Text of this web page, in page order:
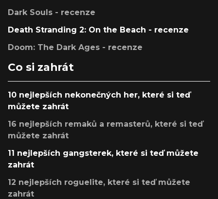
Dark Souls - recenze
Death Stranding 2: On the Beach - recenze
Doom: The Dark Ages - recenze
Co si zahrát
10 nejlepších nekonečných her, které si teď
můžete zahrát
16 nejlepších remaků a remasterů, které si teď
můžete zahrát
11 nejlepších gangsterek, které si teď můžete
zahrát
12 nejlepších roguelite, které si teď můžete
zahrát